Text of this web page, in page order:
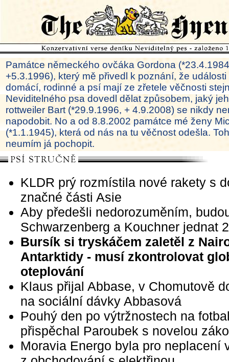
Památce německého ovčáka Gordona
+5.3.1996), který mě přivedl k poznání, že
domácí, rodinné a psí mají ze zřetele věčnosti
Neviditelného psa dovedl dělat způsobem, jaký
rottweiler Bart (*29.9.1996, + 4.9.2008) se nikdy
napodobit. No a od 8.8.2002 památce mé ženy
(*1.1.1945), která od nás na tu věčnost odešla.
neumím já pochopit.
KLDR prý rozmístila nové rakety s
značné části Asie
Aby předešli nedorozuměním,
Schwarzenberg a Kouchner jednat
Bursík si tryskáčem zaletěl z
Antarktidy - musí zkontrolovat
oteplování
Klaus přijal Abbase, v Chomutově
na sociální dávky Abbasová
Pouhý den po výtržnostech na
přispěchal Paroubek s novelou
Moravia Energo byla pro neplacení